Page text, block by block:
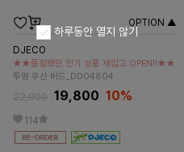
OPTION ▲
DJECO
★★품절됐던 인기 상품 재입고 OPEN!!★★
투명 우산 버드_DD04804
22,000 19,800 10%
114
하루동안 열지 않기